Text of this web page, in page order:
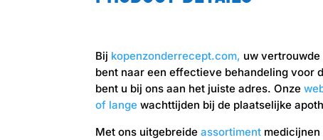
Bij kopenzonderrecept.com, uw
bent naar een effectieve behandeling voor
bent u bij ons aan het juiste adres. Onze
of lange wachttijden bij de plaatselijke
Met ons uitgebreideassortiment